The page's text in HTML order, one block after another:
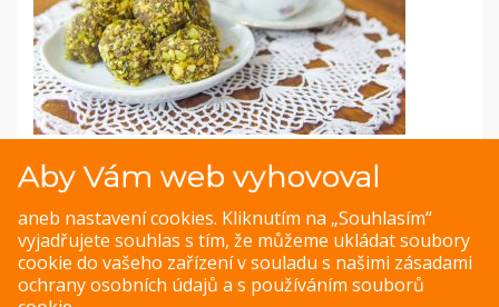
Fotopostup: Nepečené datlové cukroví
dietní. Pochutnáte si na nich, ale zároveň jsou super
zdravé. Vytvoříte je během deseti minut, ale vypadají
luxusně jako kupované.
Aby Vám web vyhovoval
aneb nastavení cookies. Kliknutím na „Souhlasím“
vyjadřujete souhlas s tím, že můžeme ukládat soubory
cookie do vašeho zařízení v souladu s našimi zásadami
ochrany osobních údajů a s používáním souborů